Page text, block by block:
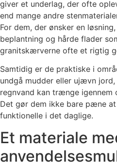
giver et underlag, der ofte
end mange andre
For dem, der ønsker en
beplantning og hårde flader
granitskærverne ofte et rigtig
Samtidig er de praktiske i
undgå mudder eller ujævn
regnvand kan trænge igennem
Det gør dem ikke bare pæne at
funktionelle i det daglige.
Et materiale